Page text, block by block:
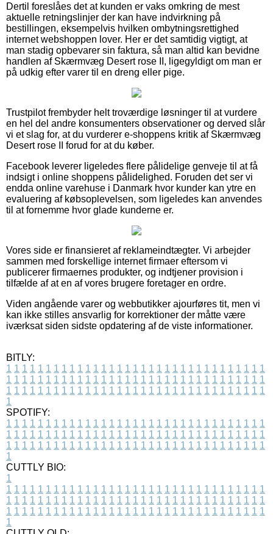
Dertil foreslåes det at kunden er vaks omkring de mest
aktuelle retningslinjer der kan have indvirkning på
bestillingen, eksempelvis hvilken ombytningsrettighed
internet webshoppen lover. Her er det samtidig vigtigt, at
man stadig opbevarer sin faktura, så man altid kan bevidne
handlen af Skærmvæg Desert rose II, ligegyldigt om man er
på udkig efter varer til en dreng eller pige.
Trustpilot frembyder helt troværdige løsninger til at vurdere
en hel del andre konsumenters observationer og derved slår
vi et slag for, at du vurderer e-shoppens kritik af Skærmvæg
Desert rose II forud for at du køber.
Facebook leverer ligeledes flere pålidelige genveje til at få
indsigt i online shoppens pålidelighed. Foruden det ser vi
endda online varehuse i Danmark hvor kunder kan ytre en
evaluering af købsoplevelsen, som ligeledes kan anvendes
til at fornemme hvor glade kunderne er.
Vores side er finansieret af reklameindtægter. Vi arbejder
sammen med forskellige internet firmaer eftersom vi
publicerer firmaernes produkter, og indtjener provision i
tilfælde af at en af vores brugere foretager en ordre.
Viden angående varer og webbutikker ajourføres tit, men vi
kan ikke stilles ansvarlig for korrektioner der måtte være
iværksat siden sidste opdatering af de viste informationer.
BITLY:
1 1 1 1 1 1 1 1 1 1 1 1 1 1 1 1 1 1 1 1 1 1 1 1 1 1 1 1 1 1 1 1 1
1 1 1 1 1 1 1 1 1 1 1 1 1 1 1 1 1 1 1 1 1 1 1 1 1 1 1 1 1 1 1 1 1
1 1 1 1 1 1 1 1 1 1 1 1 1 1 1 1 1 1 1 1 1 1 1 1 1 1 1 1 1 1 1 1 1
1
SPOTIFY:
1 1 1 1 1 1 1 1 1 1 1 1 1 1 1 1 1 1 1 1 1 1 1 1 1 1 1 1 1 1 1 1 1
1 1 1 1 1 1 1 1 1 1 1 1 1 1 1 1 1 1 1 1 1 1 1 1 1 1 1 1 1 1 1 1 1
1 1 1 1 1 1 1 1 1 1 1 1 1 1 1 1 1 1 1 1 1 1 1 1 1 1 1 1 1 1 1 1 1
1
CUTTLY BIO:
1
1 1 1 1 1 1 1 1 1 1 1 1 1 1 1 1 1 1 1 1 1 1 1 1 1 1 1 1 1 1 1 1 1
1 1 1 1 1 1 1 1 1 1 1 1 1 1 1 1 1 1 1 1 1 1 1 1 1 1 1 1 1 1 1 1 1
1 1 1 1 1 1 1 1 1 1 1 1 1 1 1 1 1 1 1 1 1 1 1 1 1 1 1 1 1 1 1 1 1
1